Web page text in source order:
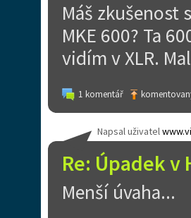
Máš zkušenost
MKE 600? Ta
vidím v XLR.
1 komentář
Re: Úpadek
Napsal uživatel
Menší úvaha...